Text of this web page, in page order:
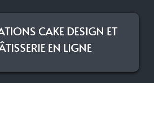
CAKE DESIGN ET
EN LIGNE